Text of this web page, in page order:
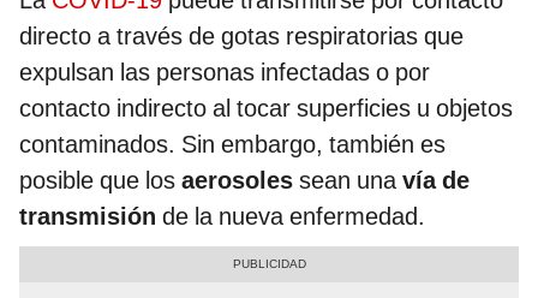
directo a través de gotas respiratorias que
expulsan las personas infectadas o por
contacto indirecto al tocar superficies u objetos
contaminados. Sin embargo, también es
posible que los aerosoles sean unavía de
transmisión de la nueva enfermedad.